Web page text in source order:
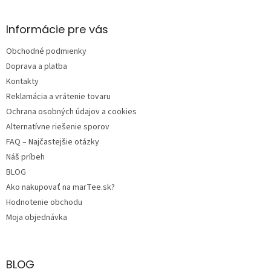
ä
e
Informácie pre vás
Obchodné podmienky
Doprava a platba
Kontakty
Reklamácia a vrátenie tovaru
Ochrana osobných údajov a cookies
Alternatívne riešenie sporov
FAQ – Najčastejšie otázky
Náš príbeh
BLOG
Ako nakupovať na marTee.sk?
Hodnotenie obchodu
Moja objednávka
BLOG